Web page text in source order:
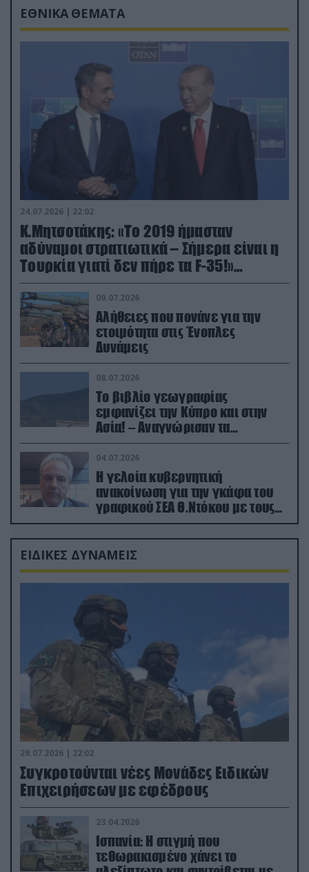
ΕΘΝΙΚΑ ΘΕΜΑΤΑ
24.07.2026 | 22:02
Κ.Μητσοτάκης: «Το 2019 ήμασταν
αδύναμοι στρατιωτικά – Σήμερα είναι η
Τουρκία γιατί δεν πήρε τα F-35!»
(βίντεο)
09.07.2026
Αλήθειες που πονάνε για την
ετοιμότητα στις Ένοπλες
Δυνάμεις
08.07.2026
Το βιβλίο γεωγραφίας
εμφανίζει την Κύπρο και στην
Ασία! – Αναγνώρισαν τα
κατεχόμενα; (φωτο)
04.07.2026
Η γελοία κυβερνητική
ανακοίνωση για την γκάφα του
γραφικού ΣΕΑ Θ.Ντόκου με τους
Ρώσους φαρσέρ
ΕΙΔΙΚΕΣ ΔΥΝΑΜΕΙΣ
29.07.2026 | 22:02
Συγκροτούνται νέες Μονάδες Ειδικών
Επιχειρήσεων με εφέδρους
23.04.2026
Ισπανία: Η στιγμή που
τεθωρακισμένο χάνει το